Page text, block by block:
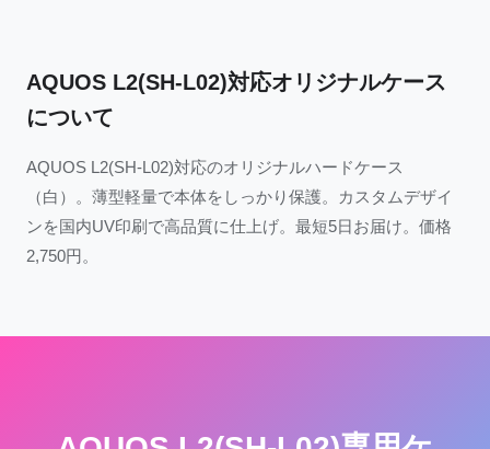
AQUOS L2(SH-L02)対応オリジナルケース
について
AQUOS L2(SH-L02)対応のオリジナルハードケース
（白）。薄型軽量で本体をしっかり保護。カスタムデザイ
ンを国内UV印刷で高品質に仕上げ。最短5日お届け。価格
2,750円。